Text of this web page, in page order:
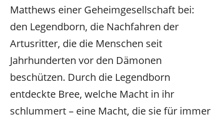
Matthews einer Geheimgesellschaft bei:
den Legendborn, die Nachfahren der
Artusritter, die die Menschen seit
Jahrhunderten vor den Dämonen
beschützen. Durch die Legendborn
entdeckte Bree, welche Macht in ihr
schlummert – eine Macht, die sie für immer